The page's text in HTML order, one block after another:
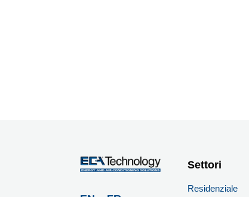
Settori
Residenziale